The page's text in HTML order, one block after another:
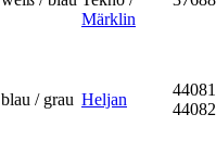
Märklin
blau / grau Heljan
44081
44082